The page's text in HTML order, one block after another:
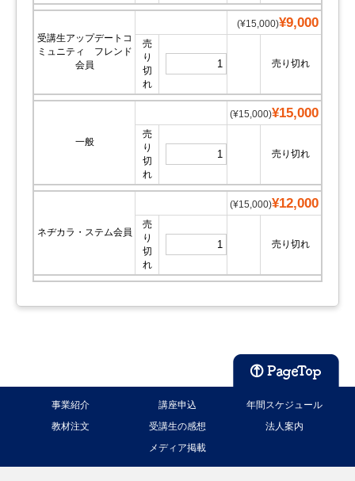
受講生アップデートコ
ミュニティ フレンド
会員
(¥15,000)¥9,000
売
り
切
れ
売り切れ
一般
(¥15,000)¥15,000
売
り
切
れ
売り切れ
ネヂカラ・ステム会員
(¥15,000)¥12,000
売
り
切
れ
売り切れ
事業紹介 講座申込
年間スケジュール
教材注文
受講生の感想
法人案内
メディア掲載